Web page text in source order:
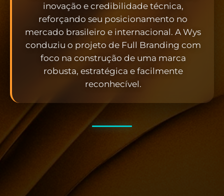
inovação e credibilidade técnica,
reforçando seu posicionamento no
mercado brasileiro e internacional. A Wys
conduziu o projeto de Full Branding com
foco na construção de uma marca
robusta, estratégica e facilmente
reconhecível.